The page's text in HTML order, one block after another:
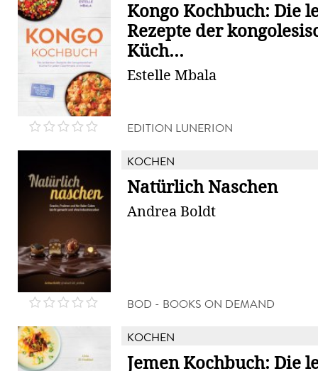
Kongo Kochbuch: Die
Rezepte der
Küch...
Estelle Mbala
EDITION LUNERION
KOCHEN
Natürlich Naschen
Andrea Boldt
BOD - BOOKS ON DEMAND
KOCHEN
Jemen Kochbuch: Die